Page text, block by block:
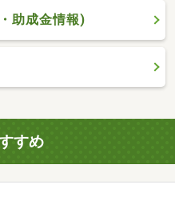
助成金情報)
すめ